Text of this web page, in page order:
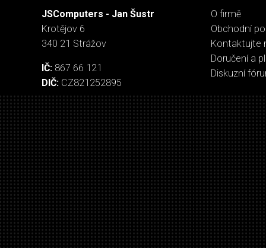
JSComputers - Jan Šustr
Krotějov 6
340 21 Strážov
IČ: 867 66 121
DIČ: CZ821252895
O firmě
Obchodní
Kontaktujte
Doručení a
Diskuzní